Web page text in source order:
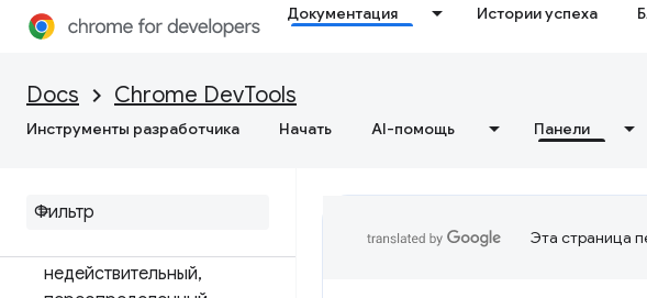
Документация Истории успеха
Docs Chrome DevTools
Инструменты разработчика Начать AI-помощь Панели
ДОМ
недействительный,
Эта страница